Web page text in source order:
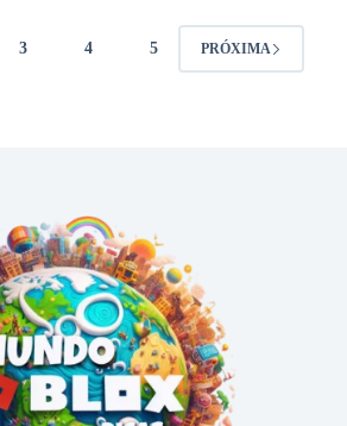
3 4 5 PRÓXIMA